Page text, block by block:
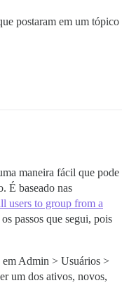
postaram em um tópico
maneira fácil que pode
É baseado nas
users to group from a
passos que segui, pois
em Admin > Usuários >
um dos ativos, novos,